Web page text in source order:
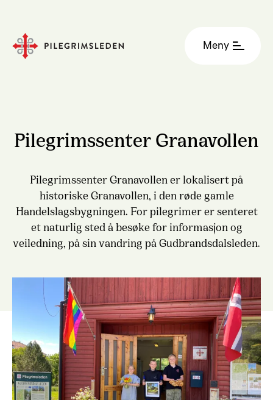
Meny
Pilegrimssenter Granavollen
Pilegrimssenter Granavollen er lokalisert på
historiske Granavollen, i den røde gamle
Handelslagsbygningen. For pilegrimer er senteret
et naturlig sted å besøke for informasjon og
veiledning, på sin vandring på Gudbrandsdalsleden.